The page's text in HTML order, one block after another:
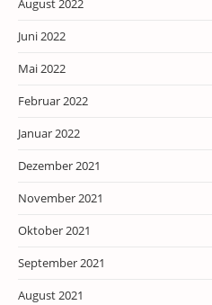
August 2022
Juni 2022
Mai 2022
Februar 2022
Januar 2022
Dezember 2021
November 2021
Oktober 2021
September 2021
August 2021